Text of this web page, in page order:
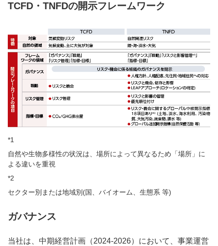
TCFD・TNFDの開示フレームワーク
*1
自然や生物多様性の状況は、場所によって異なるため「場所」に
よる違いを重視
*2
セクター別または地域別(国、バイオーム、生態系 等)
ガバナンス
当社は、中期経営計画（2024‐2026）において、事業運営